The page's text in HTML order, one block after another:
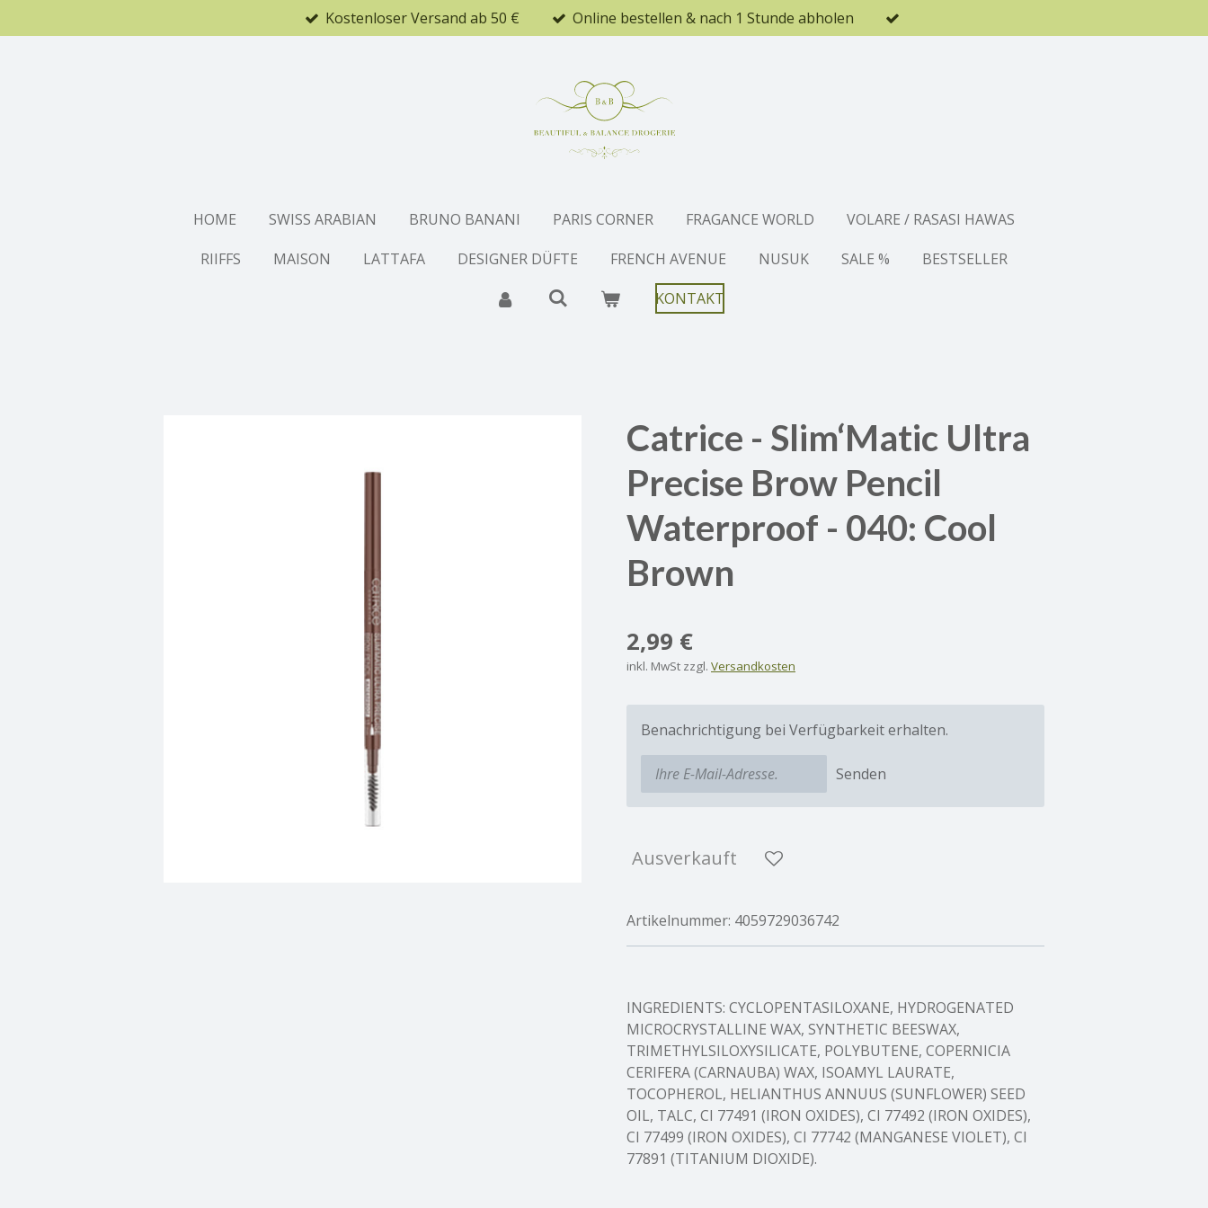
Hauptinhalt
Kostenloser Versand ab 50 € Online bestellen & nach 1 Stunde abholen
HOME SWISS ARABIAN BRUNO BANANI PARIS CORNER FRAGANCE WORLD
VOLARE / RASASI HAWAS
RIIFFS
MAISON LATTAFA DESIGNER DÜFTE FRENCH AVENUE NUSUK SALE %
BESTSELLER
KONTAKT
Catrice - Slim‘Matic Ultra
Precise Brow Pencil
Waterproof - 040: Cool
Brown
2,99 €
inkl. MwSt zzgl. Versandkosten
Benachrichtigung bei Verfügbarkeit erhalten.
Senden
Ausverkauft
Artikelnummer: 4059729036742
INGREDIENTS: CYCLOPENTASILOXANE, HYDROGENATED
MICROCRYSTALLINE WAX, SYNTHETIC BEESWAX,
TRIMETHYLSILOXYSILICATE, POLYBUTENE, COPERNICIA
CERIFERA (CARNAUBA) WAX, ISOAMYL LAURATE,
TOCOPHEROL, HELIANTHUS ANNUUS (SUNFLOWER) SEED
OIL, TALC, CI 77491 (IRON OXIDES), CI 77492 (IRON OXIDES),
CI 77499 (IRON OXIDES), CI 77742 (MANGANESE VIOLET), CI
77891 (TITANIUM DIOXIDE).